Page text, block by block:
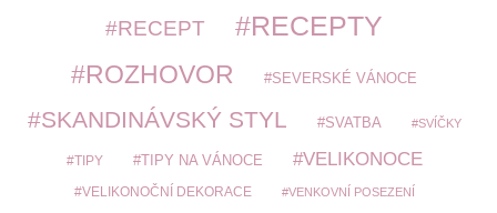
RECEPT RECEPTY
ROZHOVOR SEVERSKÉ VÁNOCE
SKANDINÁVSKÝ STYL SVATBA SVÍČKY
TIPY TIPY NA VÁNOCE VELIKONOCE
VELIKONOČNÍ DEKORACE VENKOVNÍ POSEZENÍ